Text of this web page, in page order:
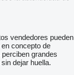
vendedores pueden
concepto de
grandes
dejar huella.